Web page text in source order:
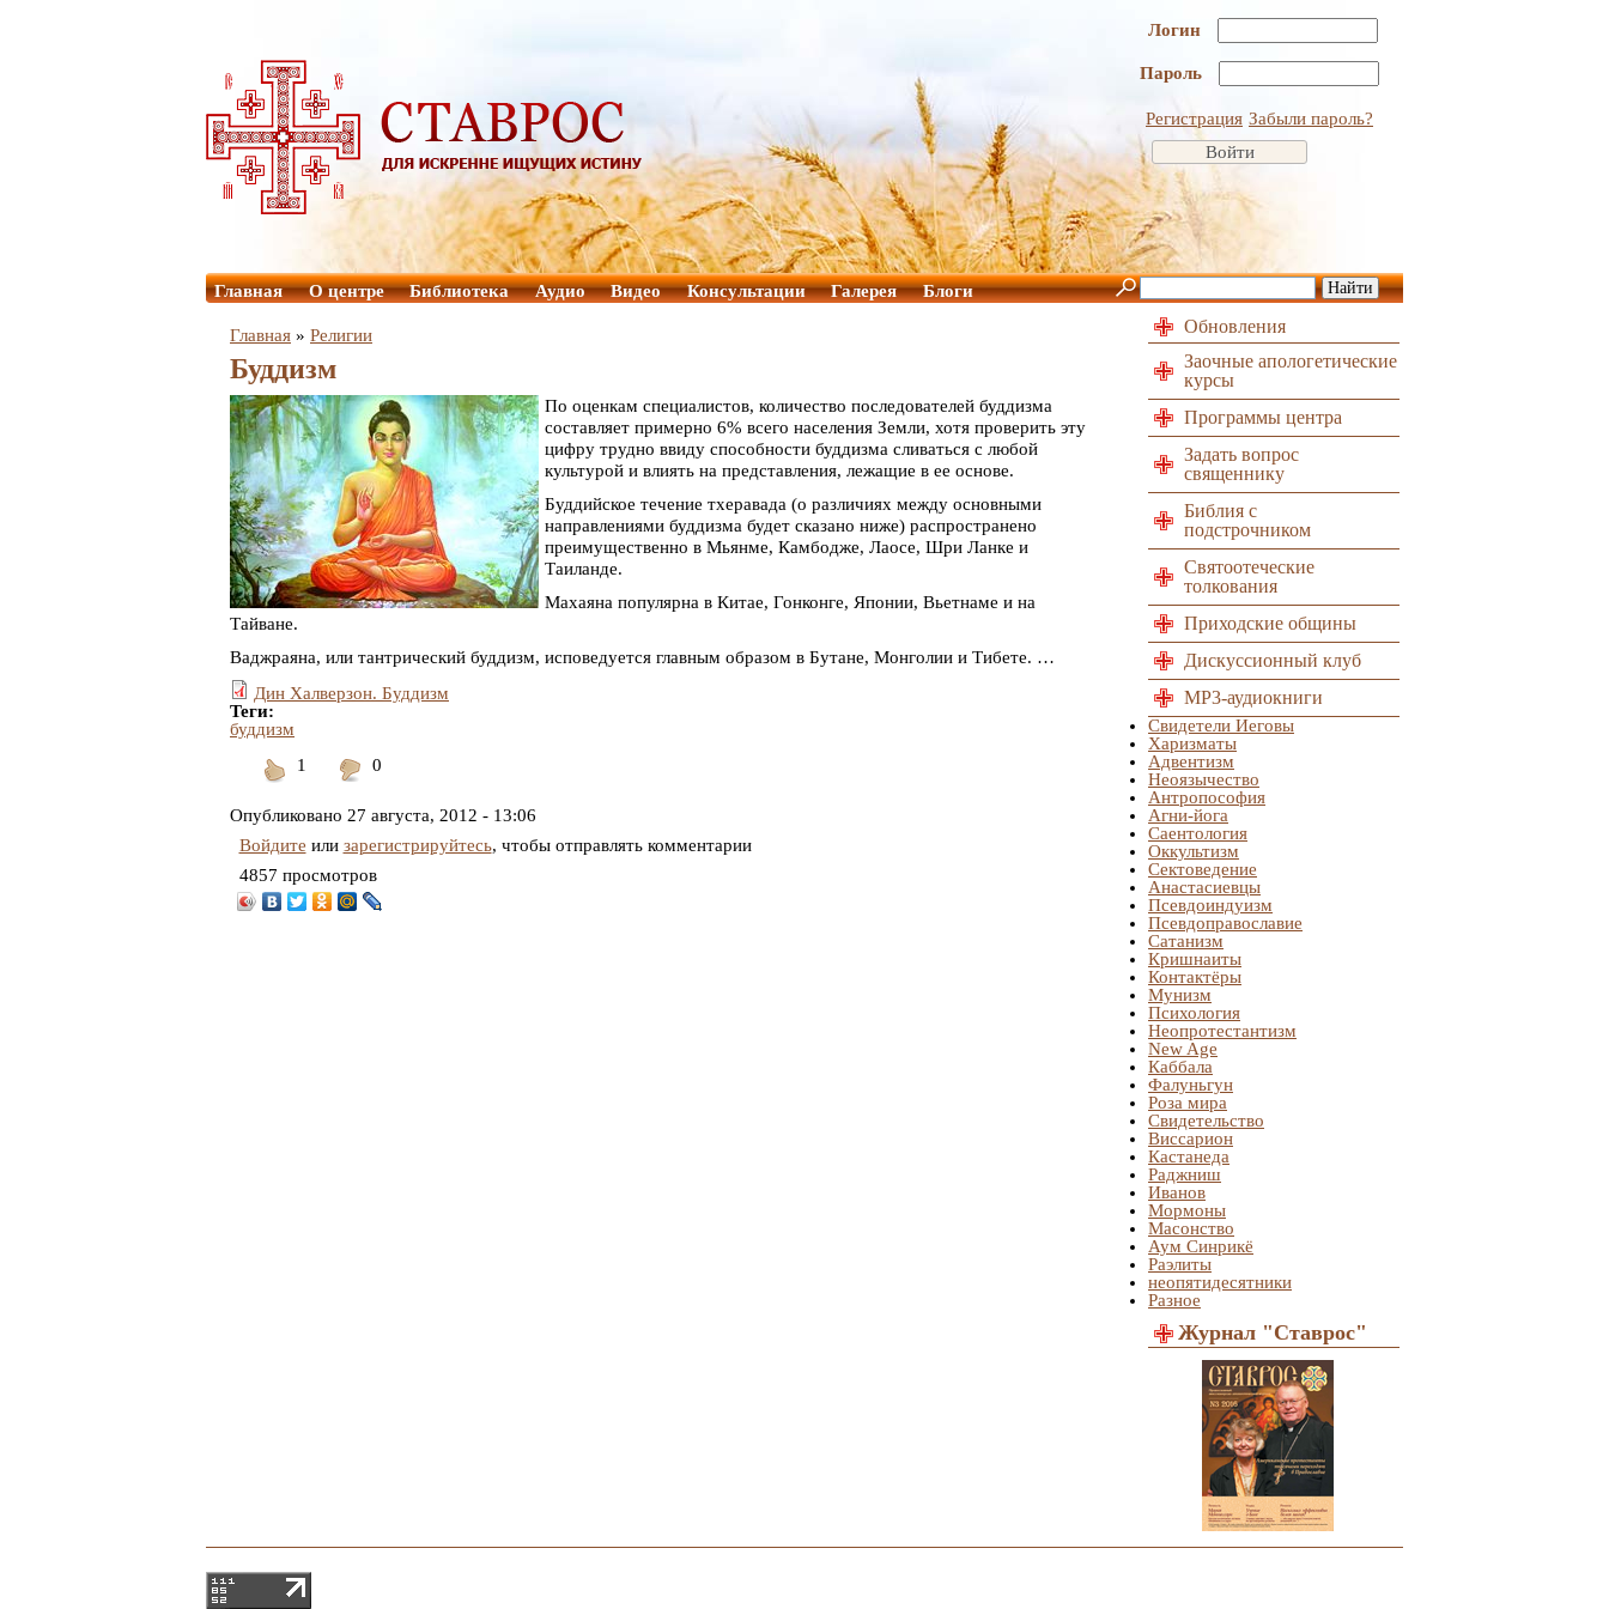
Логин
Пароль
Регистрация Забыли пароль?
Главная О центре Библиотека Аудио Видео Консультации Галерея Блоги
Главная » Религии
Буддизм
По оценкам специалистов, количество последователей буддизма
составляет примерно 6% всего населения Земли, хотя проверить эту
цифру трудно ввиду способности буддизма сливаться с любой
культурой и влиять на представления, лежащие в ее основе.
Буддийское течение тхеравада (о различиях между основными
направлениями буддизма будет сказано ниже) распространено
преимущественно в Мьянме, Камбодже, Лаосе, Шри Ланке и
Таиланде.
Махаяна популярна в Китае, Гонконге, Японии, Вьетнаме и на
Тайване.
Ваджраяна, или тантрический буддизм, исповедуется главным образом в Бутане, Монголии и Тибете. …
Дин Халверзон. Буддизм
Теги:
буддизм
1
понравилось
0
Опубликовано 27 августа, 2012 - 13:06
Войдите или зарегистрируйтесь, чтобы отправлять комментарии
4857 просмотров
Обновления
Заочные апологетические
курсы
Программы центра
Задать вопрос
священнику
Библия с
подстрочником
Святоотеческие
толкования
Приходские общины
Дискуссионный клуб
MP3-аудиокниги
Свидетели Иеговы
Харизматы
Адвентизм
Неоязычество
Антропософия
Агни-йога
Саентология
Оккультизм
Сектоведение
Анастасиевцы
Псевдоиндуизм
Псевдоправославие
Сатанизм
Кришнаиты
Контактёры
Мунизм
Психология
Неопротестантизм
New Age
Каббала
Фалуньгун
Роза мира
Свидетельство
Виссарион
Кастанеда
Раджниш
Иванов
Мормоны
Масонство
Аум Синрикё
Раэлиты
неопятидесятники
Разное
Журнал "Ставрос"